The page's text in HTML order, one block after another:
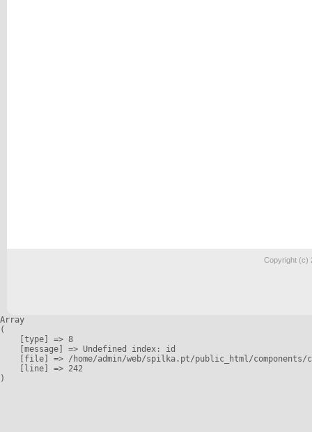
Copyright (c)
Array
(
    [type] => 8
    [message] => Undefined index: id
[file] => /home/admin/web/spilka.pt/public_html/
    [line] => 242